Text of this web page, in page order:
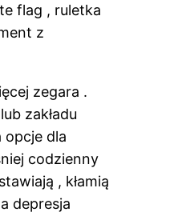
flag , ruletka
z
zegara .
zakładu
opcje dla
codzienny
, kłamią
depresja